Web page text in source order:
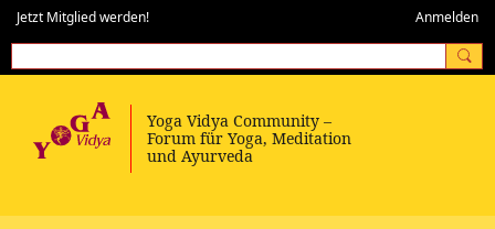
Jetzt Mitglied werden! Anmelden